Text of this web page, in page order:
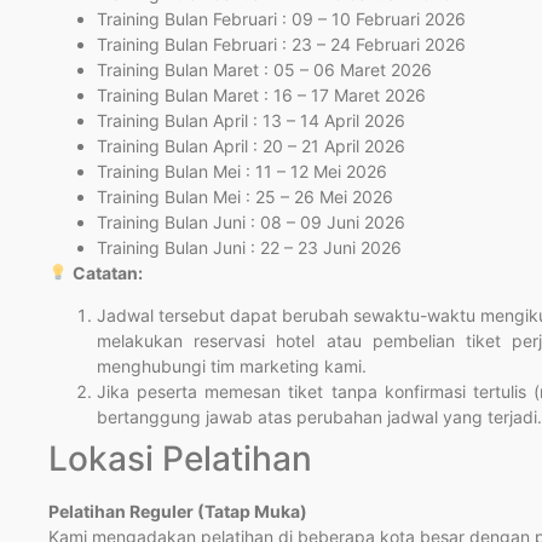
Training Bulan Februari : 09 – 10 Februari 2026
Training Bulan Februari : 23 – 24 Februari 2026
Training Bulan Maret : 05 – 06 Maret 2026
Training Bulan Maret : 16 – 17 Maret 2026
Training Bulan April : 13 – 14 April 2026
Training Bulan April : 20 – 21 April 2026
Training Bulan Mei : 11 – 12 Mei 2026
Training Bulan Mei : 25 – 26 Mei 2026
Training Bulan Juni : 08 – 09 Juni 2026
Training Bulan Juni : 22 – 23 Juni 2026
Catatan:
Jadwal tersebut dapat berubah sewaktu-waktu
melakukan reservasi hotel atau pembelian tiket
menghubungi tim marketing kami.
Jika peserta memesan tiket tanpa konfirmasi tertulis
bertanggung jawab atas perubahan jadwal yang terjadi.
Lokasi Pelatihan
Pelatihan Reguler (Tatap Muka)
Kami mengadakan pelatihan di beberapa kota besar dengan